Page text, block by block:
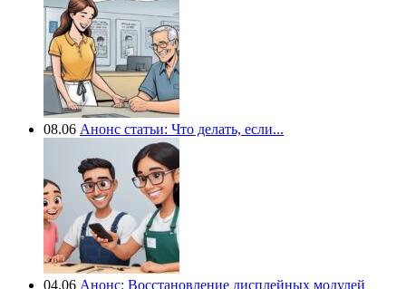
08.06 Анонс статьи: Что делать, если...
04.06 Анонс: Восстановление дисплейных модулей